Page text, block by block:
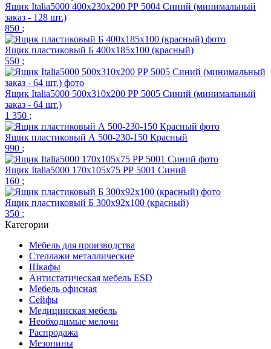
Ящик Italia5000 400х230х200 РР 5004 Синий (минимальный
заказ - 128 шт.)
850 ;
Ящик пластиковый Б 400х185х100 (красный)
550 ;
Ящик Italia5000 500х310х200 РР 5005 Синий (минимальный
заказ - 64 шт.)
1 350 ;
Ящик пластиковый А 500-230-150 Красный
990 ;
Ящик Italia5000 170х105х75 РР 5001 Синий
160 ;
Ящик пластиковый Б 300х92х100 (красный)
350 ;
Категории
Мебель для производства
Стеллажи металлические
Шкафы
Антистатическая мебель ESD
Мебель офисная
Сейфы
Медицинская мебель
Необходимые мелочи
Распродажа
Мезонины